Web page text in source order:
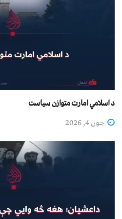
د اسلامي امارت متوازن سیاست
جون 4, 2026